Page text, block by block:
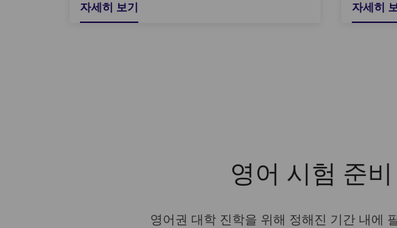
자세히 보기 자세히
영어 시험 준
영어권 대학 진학을 위해 정해진 기간 내에